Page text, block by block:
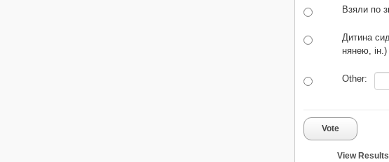
Взяли по
Дитина
нянею, ін.)
Other:
Vote
View Results